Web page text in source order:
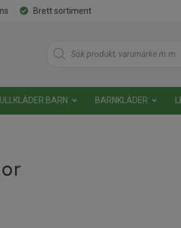
Brett sortiment
Products
search
ULLKLÄDER BARN BARNKLÄDER